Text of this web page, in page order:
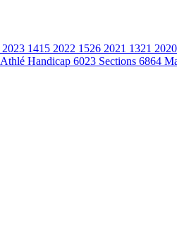
2023 1415 2022 1526 2021 1321 2020
Athlé Handicap 6023 Sections 6864